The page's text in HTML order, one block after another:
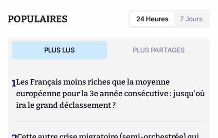
POPULAIRES 24 Heures 7 Jours
PLUS LUS PLUS PARTAGES
1Les Français moins riches que la moyenne
européenne pour la 3e année consécutive : jusqu'où
ira le grand déclassement ?